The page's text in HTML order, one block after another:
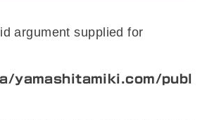
argument supplied for
yamashitamiki.com/publ